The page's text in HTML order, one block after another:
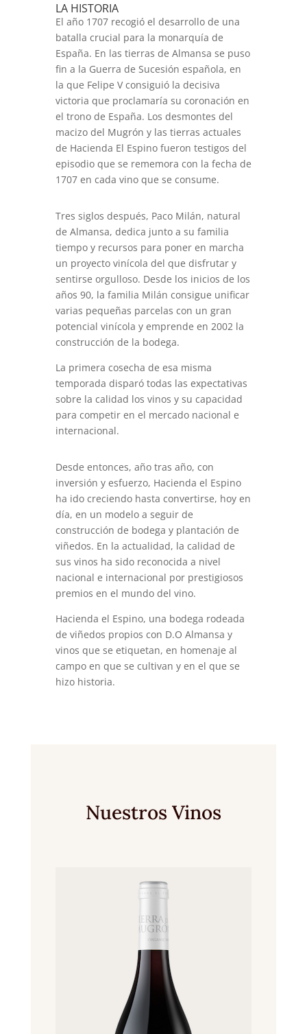
LA HISTORIA
El año 1707 recogió el desarrollo de una
batalla crucial para la monarquía de
España. En las tierras de Almansa se puso
fin a la Guerra de Sucesión española, en
la que Felipe V consiguió la decisiva
victoria que proclamaría su coronación en
el trono de España. Los desmontes del
macizo del Mugrón y las tierras actuales
de Hacienda El Espino fueron testigos del
episodio que se rememora con la fecha de
1707 en cada vino que se consume.
Tres siglos después, Paco Milán, natural
de Almansa, dedica junto a su familia
tiempo y recursos para poner en marcha
un proyecto vinícola del que disfrutar y
sentirse orgulloso. Desde los inicios de los
años 90, la familia Milán consigue unificar
varias pequeñas parcelas con un gran
potencial vinícola y emprende en 2002 la
construcción de la bodega.
La primera cosecha de esa misma
temporada disparó todas las expectativas
sobre la calidad los vinos y su capacidad
para competir en el mercado nacional e
internacional.
Desde entonces, año tras año, con
inversión y esfuerzo, Hacienda el Espino
ha ido creciendo hasta convertirse, hoy en
día, en un modelo a seguir de
construcción de bodega y plantación de
viñedos. En la actualidad, la calidad de
sus vinos ha sido reconocida a nivel
nacional e internacional por prestigiosos
premios en el mundo del vino.
Hacienda el Espino, una bodega rodeada
de viñedos propios con D.O Almansa y
vinos que se etiquetan, en homenaje al
campo en que se cultivan y en el que se
hizo historia.
Nuestros Vinos